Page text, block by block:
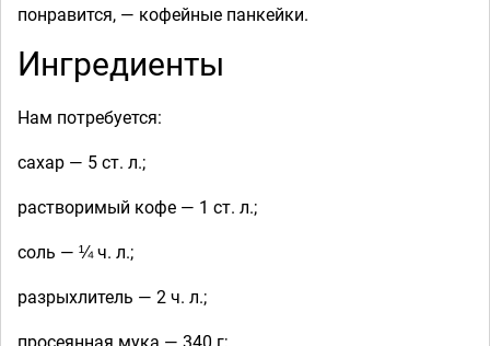
понравится, — кофейные панкейки.
Ингредиенты
Нам потребуется:
сахар — 5 ст. л.;
растворимый кофе — 1 ст. л.;
соль — ¼ ч. л.;
разрыхлитель — 2 ч. л.;